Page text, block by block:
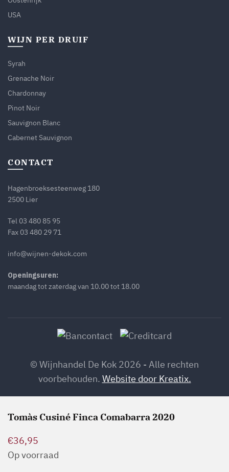
USA
WIJN PER DRUIF
Syrah
Grenache Noir
Chardonnay
Pinot Noir
Sauvignon Blanc
Cabernet Sauvignon
CONTACT
Hagenbroeksesteenweg 180
2500 Lier
Tel 03 480 85 95
Fax 03 480 29 71
info@wijnen-dekok.com
Openingsuren:
maandag tot zaterdag van 10.00 tot 18.00
© Wijnhandel De Kok 2026 - Alle rechten
voorbehouden. Website door Kreatix.
Tomàs Cusiné Finca Comabarra 2020
€36,95
Op voorraad